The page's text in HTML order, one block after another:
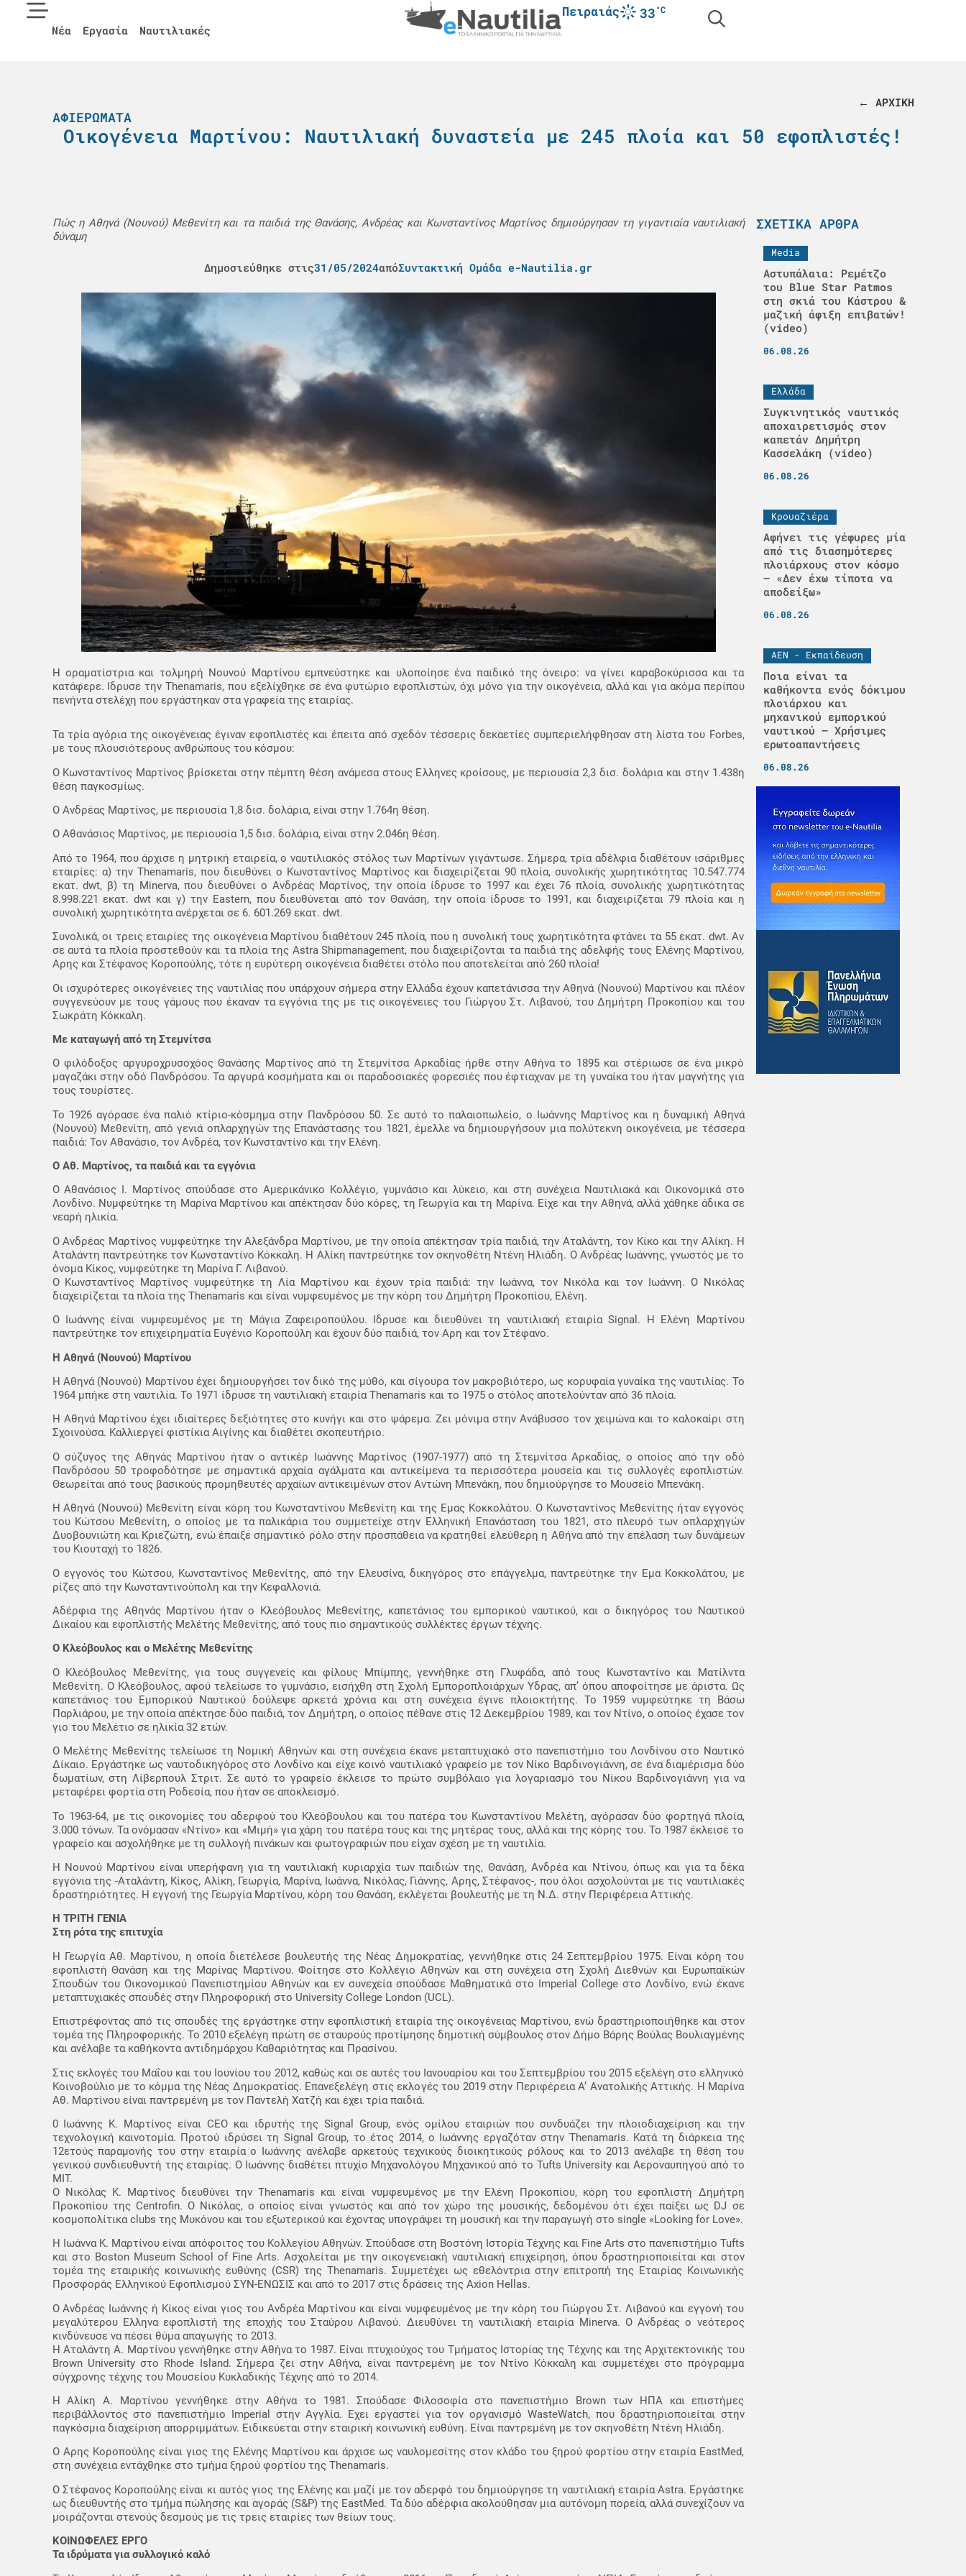
Νέα Εργασία Ναυτιλιακές
Πειραιάς 33°C
← ΑΡΧΙΚΗ
ΑΦΙΕΡΏΜΑΤΑ
Οικογένεια Μαρτίνου: Ναυτιλιακή δυναστεία με 245 πλοία και 50 εφοπλιστές!
Πώς η Αθηνά (Νουνού) Μεθενίτη και τα παιδιά της Θανάσης, Ανδρέας και Κωνσταντίνος Μαρτίνος δημιούργησαν τη γιγαντιαία ναυτιλιακή
δύναμη
Δημοσιεύθηκε στις31/05/2024απόΣυντακτική Ομάδα e-Nautilia.gr
Η οραματίστρια και τολμηρή Νουνού Μαρτίνου εμπνεύστηκε και υλοποίησε ένα παιδικό της όνειρο: να γίνει καραβοκύρισσα και τα
κατάφερε. Ιδρυσε την Thenamaris, που εξελίχθηκε σε ένα φυτώριο εφοπλιστών, όχι μόνο για την οικογένεια, αλλά και για ακόμα περίπου
πενήντα στελέχη που εργάστηκαν στα γραφεία της εταιρίας.
Τα τρία αγόρια της οικογένειας έγιναν εφοπλιστές και έπειτα από σχεδόν τέσσερις δεκαετίες συμπεριελήφθησαν στη λίστα του Forbes,
με τους πλουσιότερους ανθρώπους του κόσμου:
Ο Κωνσταντίνος Μαρτίνος βρίσκεται στην πέμπτη θέση ανάμεσα στους Ελληνες κροίσους, με περιουσία 2,3 δισ. δολάρια και στην 1.438η
θέση παγκοσμίως.
Ο Ανδρέας Μαρτίνος, με περιουσία 1,8 δισ. δολάρια, είναι στην 1.764η θέση.
Ο Αθανάσιος Μαρτίνος, με περιουσία 1,5 δισ. δολάρια, είναι στην 2.046η θέση.
Από το 1964, που άρχισε η μητρική εταιρεία, ο ναυτιλιακός στόλος των Μαρτίνων γιγάντωσε. Σήμερα, τρία αδέλφια διαθέτουν ισάριθμες
εταιρίες: α) την Thenamaris, που διευθύνει ο Κωνσταντίνος Μαρτίνος και διαχειρίζεται 90 πλοία, συνολικής χωρητικότητας 10.547.774
εκατ. dwt, β) τη Minerva, που διευθύνει ο Ανδρέας Μαρτίνος, την οποία ίδρυσε το 1997 και έχει 76 πλοία, συνολικής χωρητικότητας
8.998.221 εκατ. dwt και γ) την Eastern, που διευθύνεται από τον Θανάση, την οποία ίδρυσε το 1991, και διαχειρίζεται 79 πλοία και η
συνολική χωρητικότητα ανέρχεται σε 6. 601.269 εκατ. dwt.
Συνολικά, οι τρεις εταιρίες της οικογένεια Μαρτίνου διαθέτουν 245 πλοία, που η συνολική τους χωρητικότητα φτάνει τα 55 εκατ. dwt. Αν
σε αυτά τα πλοία προστεθούν και τα πλοία της Astra Shipmanagement, που διαχειρίζονται τα παιδιά της αδελφής τους Ελένης Μαρτίνου,
Αρης και Στέφανος Κοροπούλης, τότε η ευρύτερη οικογένεια διαθέτει στόλο που αποτελείται από 260 πλοία!
Οι ισχυρότερες οικογένειες της ναυτιλίας που υπάρχουν σήμερα στην Ελλάδα έχουν καπετάνισσα την Αθηνά (Νουνού) Μαρτίνου και πλέον
συγγενεύουν με τους γάμους που έκαναν τα εγγόνια της με τις οικογένειες του Γιώργου Στ. Λιβανού, του Δημήτρη Προκοπίου και του
Σωκράτη Κόκκαλη.
Με καταγωγή από τη Στεμνίτσα
Ο φιλόδοξος αργυροχρυσοχόος Θανάσης Μαρτίνος από τη Στεμνίτσα Αρκαδίας ήρθε στην Αθήνα το 1895 και στέριωσε σε ένα μικρό
μαγαζάκι στην οδό Πανδρόσου. Τα αργυρά κοσμήματα και οι παραδοσιακές φορεσιές που έφτιαχναν με τη γυναίκα του ήταν μαγνήτης για
τους τουρίστες.
Το 1926 αγόρασε ένα παλιό κτίριο-κόσμημα στην Πανδρόσου 50. Σε αυτό το παλαιοπωλείο, ο Ιωάννης Μαρτίνος και η δυναμική Αθηνά
(Νουνού) Μεθενίτη, από γενιά οπλαρχηγών της Επανάστασης του 1821, έμελλε να δημιουργήσουν μια πολύτεκνη οικογένεια, με τέσσερα
παιδιά: Τον Αθανάσιο, τον Ανδρέα, τον Κωνσταντίνο και την Ελένη.
Ο Αθ. Μαρτίνος, τα παιδιά και τα εγγόνια
Ο Αθανάσιος Ι. Μαρτίνος σπούδασε στο Αμερικάνικο Κολλέγιο, γυμνάσιο και λύκειο, και στη συνέχεια Ναυτιλιακά και Οικονομικά στο
Λονδίνο. Νυμφεύτηκε τη Μαρίνα Μαρτίνου και απέκτησαν δύο κόρες, τη Γεωργία και τη Μαρίνα. Είχε και την Αθηνά, αλλά χάθηκε άδικα σε
νεαρή ηλικία.
Ο Ανδρέας Μαρτίνος νυμφεύτηκε την Αλεξάνδρα Μαρτίνου, με την οποία απέκτησαν τρία παιδιά, την Αταλάντη, τον Κίκο και την Αλίκη. Η
Αταλάντη παντρεύτηκε τον Κωνσταντίνο Κόκκαλη. Η Αλίκη παντρεύτηκε τον σκηνοθέτη Ντένη Ηλιάδη. Ο Ανδρέας Ιωάννης, γνωστός με το
όνομα Κίκος, νυμφεύτηκε τη Μαρίνα Γ. Λιβανού.
Ο Κωνσταντίνος Μαρτίνος νυμφεύτηκε τη Λία Μαρτίνου και έχουν τρία παιδιά: την Ιωάννα, τον Νικόλα και τον Ιωάννη. Ο Νικόλας
διαχειρίζεται τα πλοία της Thenamaris και είναι νυμφευμένος με την κόρη του Δημήτρη Προκοπίου, Ελένη.
Ο Ιωάννης είναι νυμφευμένος με τη Μάγια Ζαφειροπούλου. Ιδρυσε και διευθύνει τη ναυτιλιακή εταιρία Signal. Η Ελένη Μαρτίνου
παντρεύτηκε τον επιχειρηματία Ευγένιο Κοροπούλη και έχουν δύο παιδιά, τον Αρη και τον Στέφανο.
Η Αθηνά (Νουνού) Μαρτίνου
Η Αθηνά (Νουνού) Μαρτίνου έχει δημιουργήσει τον δικό της μύθο, και σίγουρα τον μακροβιότερο, ως κορυφαία γυναίκα της ναυτιλίας. Το
1964 μπήκε στη ναυτιλία. Το 1971 ίδρυσε τη ναυτιλιακή εταιρία Thenamaris και το 1975 ο στόλος αποτελούνταν από 36 πλοία.
Η Αθηνά Μαρτίνου έχει ιδιαίτερες δεξιότητες στο κυνήγι και στο ψάρεμα. Ζει μόνιμα στην Ανάβυσσο τον χειμώνα και το καλοκαίρι στη
Σχοινούσα. Καλλιεργεί φιστίκια Αιγίνης και διαθέτει σκοπευτήριο.
Ο σύζυγος της Αθηνάς Μαρτίνου ήταν ο αντικέρ Ιωάννης Μαρτίνος (1907-1977) από τη Στεμνίτσα Αρκαδίας, ο οποίος από την οδό
Πανδρόσου 50 τροφοδότησε με σημαντικά αρχαία αγάλματα και αντικείμενα τα περισσότερα μουσεία και τις συλλογές εφοπλιστών.
Θεωρείται από τους βασικούς προμηθευτές αρχαίων αντικειμένων στον Αντώνη Μπενάκη, που δημιούργησε το Μουσείο Μπενάκη.
Η Αθηνά (Νουνού) Μεθενίτη είναι κόρη του Κωνσταντίνου Μεθενίτη και της Εμας Κοκκολάτου. Ο Κωνσταντίνος Μεθενίτης ήταν εγγονός
του Κώτσου Μεθενίτη, ο οποίος με τα παλικάρια του συμμετείχε στην Ελληνική Επανάσταση του 1821, στο πλευρό των οπλαρχηγών
Δυοβουνιώτη και Κριεζώτη, ενώ έπαιξε σημαντικό ρόλο στην προσπάθεια να κρατηθεί ελεύθερη η Αθήνα από την επέλαση των δυνάμεων
του Κιουταχή το 1826.
Ο εγγονός του Κώτσου, Κωνσταντίνος Μεθενίτης, από την Ελευσίνα, δικηγόρος στο επάγγελμα, παντρεύτηκε την Εμα Κοκκολάτου, με
ρίζες από την Κωνσταντινούπολη και την Κεφαλλονιά.
Αδέρφια της Αθηνάς Μαρτίνου ήταν ο Κλεόβουλος Μεθενίτης, καπετάνιος του εμπορικού ναυτικού, και ο δικηγόρος του Ναυτικού
Δικαίου και εφοπλιστής Μελέτης Μεθενίτης, από τους πιο σημαντικούς συλλέκτες έργων τέχνης.
Ο Κλεόβουλος και ο Μελέτης Μεθενίτης
Ο Κλεόβουλος Μεθενίτης, για τους συγγενείς και φίλους Μπίμπης, γεννήθηκε στη Γλυφάδα, από τους Κωνσταντίνο και Ματίλντα
Μεθενίτη. Ο Κλεόβουλος, αφού τελείωσε το γυμνάσιο, εισήχθη στη Σχολή Εμποροπλοιάρχων Υδρας, απ’ όπου αποφοίτησε με άριστα. Ως
καπετάνιος του Εμπορικού Ναυτικού δούλεψε αρκετά χρόνια και στη συνέχεια έγινε πλοιοκτήτης. Το 1959 νυμφεύτηκε τη Βάσω
Παρλιάρου, με την οποία απέκτησε δύο παιδιά, τον Δημήτρη, ο οποίος πέθανε στις 12 Δεκεμβρίου 1989, και τον Ντίνο, ο οποίος έχασε τον
γιο του Μελέτιο σε ηλικία 32 ετών.
Ο Μελέτης Μεθενίτης τελείωσε τη Νομική Αθηνών και στη συνέχεια έκανε μεταπτυχιακό στο πανεπιστήμιο του Λονδίνου στο Ναυτικό
Δίκαιο. Εργάστηκε ως ναυτοδικηγόρος στο Λονδίνο και είχε κοινό ναυτιλιακό γραφείο με τον Νίκο Βαρδινογιάννη, σε ένα διαμέρισμα δύο
δωματίων, στη Λίβερπουλ Στριτ. Σε αυτό το γραφείο έκλεισε το πρώτο συμβόλαιο για λογαριασμό του Νίκου Βαρδινογιάννη για να
μεταφέρει φορτία στη Ροδεσία, που ήταν σε αποκλεισμό.
Το 1963-64, με τις οικονομίες του αδερφού του Κλεόβουλου και του πατέρα του Κωνσταντίνου Μελέτη, αγόρασαν δύο φορτηγά πλοία,
3.000 τόνων. Τα ονόμασαν «Ντίνο» και «Μιμή» για χάρη του πατέρα τους και της μητέρας τους, αλλά και της κόρης του. Το 1987 έκλεισε το
γραφείο και ασχολήθηκε με τη συλλογή πινάκων και φωτογραφιών που είχαν σχέση με τη ναυτιλία.
Η Νουνού Μαρτίνου είναι υπερήφανη για τη ναυτιλιακή κυριαρχία των παιδιών της, Θανάση, Ανδρέα και Ντίνου, όπως και για τα δέκα
εγγόνια της -Αταλάντη, Κίκος, Αλίκη, Γεωργία, Μαρίνα, Ιωάννα, Νικόλας, Γιάννης, Αρης, Στέφανος-, που όλοι ασχολούνται με τις ναυτιλιακές
δραστηριότητες. Η εγγονή της Γεωργία Μαρτίνου, κόρη του Θανάση, εκλέγεται βουλευτής με τη Ν.Δ. στην Περιφέρεια Αττικής.
Η ΤΡIΤΗ ΓΕΝΙA
Στη ρότα της επιτυχία
Η Γεωργία Αθ. Μαρτίνου, η οποία διετέλεσε βουλευτής της Νέας Δημοκρατίας, γεννήθηκε στις 24 Σεπτεμβρίου 1975. Είναι κόρη του
εφοπλιστή Θανάση και της Μαρίνας Μαρτίνου. Φοίτησε στο Κολλέγιο Αθηνών και στη συνέχεια στη Σχολή Διεθνών και Ευρωπαϊκών
Σπουδών του Οικονομικού Πανεπιστημίου Αθηνών και εν συνεχεία σπούδασε Μαθηματικά στο Imperial College στο Λονδίνο, ενώ έκανε
μεταπτυχιακές σπουδές στην Πληροφορική στο University College London (UCL).
Επιστρέφοντας από τις σπουδές της εργάστηκε στην εφοπλιστική εταιρία της οικογένειας Μαρτίνου, ενώ δραστηριοποιήθηκε και στον
τομέα της Πληροφορικής. Το 2010 εξελέγη πρώτη σε σταυρούς προτίμησης δημοτική σύμβουλος στον Δήμο Βάρης Βούλας Βουλιαγμένης
και ανέλαβε τα καθήκοντα αντιδημάρχου Καθαριότητας και Πρασίνου.
Στις εκλογές του Μαΐου και του Ιουνίου του 2012, καθώς και σε αυτές του Ιανουαρίου και του Σεπτεμβρίου του 2015 εξελέγη στο ελληνικό
Κοινοβούλιο με το κόμμα της Νέας Δημοκρατίας. Επανεξελέγη στις εκλογές του 2019 στην Περιφέρεια Α’ Ανατολικής Αττικής. Η Μαρίνα
Αθ. Μαρτίνου είναι παντρεμένη με τον Παντελή Χατζή και έχει τρία παιδιά.
0 Ιωάννης Κ. Μαρτίνος είναι CEO και ιδρυτής της Signal Group, ενός ομίλου εταιριών που συνδυάζει την πλοιοδιαχείριση και την
τεχνολογική καινοτομία. Προτού ιδρύσει τη Signal Group, το έτος 2014, ο Ιωάννης εργαζόταν στην Thenamaris. Κατά τη διάρκεια της
12ετούς παραμονής του στην εταιρία ο Ιωάννης ανέλαβε αρκετούς τεχνικούς διοικητικούς ρόλους και το 2013 ανέλαβε τη θέση του
γενικού συνδιευθυντή της εταιρίας. Ο Ιωάννης διαθέτει πτυχίο Μηχανολόγου Μηχανικού από το Tufts University και Αεροναυπηγού από το
MIT.
Ο Νικόλας Κ. Μαρτίνος διευθύνει την Thenamaris και είναι νυμφευμένος με την Ελένη Προκοπίου, κόρη του εφοπλιστή Δημήτρη
Προκοπίου της Centrofin. O Νικόλας, ο οποίος είναι γνωστός και από τον χώρο της μουσικής, δεδομένου ότι έχει παίξει ως DJ σε
κοσμοπολίτικα clubs της Μυκόνου και του εξωτερικού και έχοντας υπογράψει τη μουσική και την παραγωγή στο single «Looking for Love».
H Ιωάννα Κ. Μαρτίνου είναι απόφοιτος του Κολλεγίου Αθηνών. Σπούδασε στη Βοστόνη Ιστορία Τέχνης και Fine Arts στο πανεπιστήμιο Tufts
και στο Boston Museum School of Fine Arts. Ασχολείται με την οικογενειακή ναυτιλιακή επιχείρηση, όπου δραστηριοποιείται και στον
τομέα της εταιρικής κοινωνικής ευθύνης (CSR) της Thenamaris. Συμμετέχει ως εθελόντρια στην επιτροπή της Εταιρίας Κοινωνικής
Προσφοράς Ελληνικού Εφοπλισμού ΣΥΝ-ΕΝΩΣΙΣ και από το 2017 στις δράσεις της Axion Hellas.
Ο Ανδρέας Ιωάννης ή Κίκος είναι γιος του Ανδρέα Μαρτίνου και είναι νυμφευμένος με την κόρη του Γιώργου Στ. Λιβανού και εγγονή του
μεγαλύτερου Ελληνα εφοπλιστή της εποχής του Σταύρου Λιβανού. Διευθύνει τη ναυτιλιακή εταιρία Minerva. Ο Ανδρέας ο νεότερος
κινδύνευσε να πέσει θύμα απαγωγής το 2013.
Η Αταλάντη Α. Μαρτίνου γεννήθηκε στην Αθήνα το 1987. Είναι πτυχιούχος του Τμήματος Ιστορίας της Τέχνης και της Αρχιτεκτονικής του
Brown University στο Rhode Island. Σήμερα ζει στην Αθήνα, είναι παντρεμένη με τον Ντίνο Κόκκαλη και συμμετέχει στο πρόγραμμα
σύγχρονης τέχνης του Μουσείου Κυκλαδικής Τέχνης από το 2014.
Η Αλίκη Α. Μαρτίνου γεννήθηκε στην Αθήνα το 1981. Σπούδασε Φιλοσοφία στο πανεπιστήμιο Brown των ΗΠΑ και επιστήμες
περιβάλλοντος στο πανεπιστήμιο Imperial στην Αγγλία. Εχει εργαστεί για τον οργανισμό WasteWatch, που δραστηριοποιείται στην
παγκόσμια διαχείριση απορριμμάτων. Ειδικεύεται στην εταιρική κοινωνική ευθύνη. Είναι παντρεμένη με τον σκηνοθέτη Ντένη Ηλιάδη.
Ο Αρης Κοροπούλης είναι γιος της Ελένης Μαρτίνου και άρχισε ως ναυλομεσίτης στον κλάδο του ξηρού φορτίου στην εταιρία EastMed,
στη συνέχεια εντάχθηκε στο τμήμα ξηρού φορτίου της Thenamaris.
Ο Στέφανος Κοροπούλης είναι κι αυτός γιος της Ελένης και μαζί με τον αδερφό του δημιούργησε τη ναυτιλιακή εταιρία Astra. Εργάστηκε
ως διευθυντής στο τμήμα πώλησης και αγοράς (S&P) της EastMed. Τα δύο αδέρφια ακολούθησαν μια αυτόνομη πορεία, αλλά συνεχίζουν να
μοιράζονται στενούς δεσμούς με τις τρεις εταιρίες των θείων τους.
ΚΟΙΝΩΦΕΛΕΣ ΕΡΓΟ
Τα ιδρύματα για συλλογικό καλό
ΣΧΕΤΙΚΆ ΆΡΘΡΑ
Media
Αστυπάλαια: Ρεμέτζο
του Blue Star Patmos
στη σκιά του Κάστρου &
μαζική άφιξη επιβατών!
(video)
06.08.26
Ελλάδα
Συγκινητικός ναυτικός
αποχαιρετισμός στον
καπετάν Δημήτρη
Κασσελάκη (video)
06.08.26
Κρουαζιέρα
Αφήνει τις γέφυρες μία
από τις διασημότερες
πλοιάρχους στον κόσμο
– «Δεν έχω τίποτα να
αποδείξω»
06.08.26
ΑΕΝ - Εκπαίδευση
Ποια είναι τα
καθήκοντα ενός δόκιμου
πλοιάρχου και
μηχανικού εμπορικού
ναυτικού – Χρήσιμες
ερωτοαπαντήσεις
06.08.26